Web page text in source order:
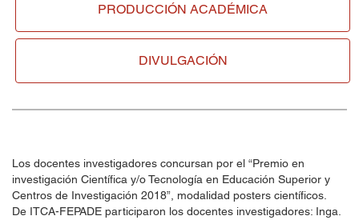
PRODUCCIÓN ACADÉMICA
DIVULGACIÓN
Los docentes investigadores concursan por el “Premio en
investigación Científica y/o Tecnología en Educación Superior y
Centros de Investigación 2018”, modalidad posters científicos.
De ITCA-FEPADE participaron los docentes investigadores: Inga.